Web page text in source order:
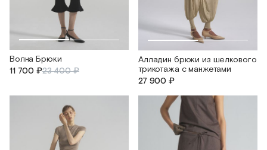
Волна Брюки
11 700 ₽23 400 ₽
Алладин брюки из шелкового
трикотажа с манжетами
27 900 ₽